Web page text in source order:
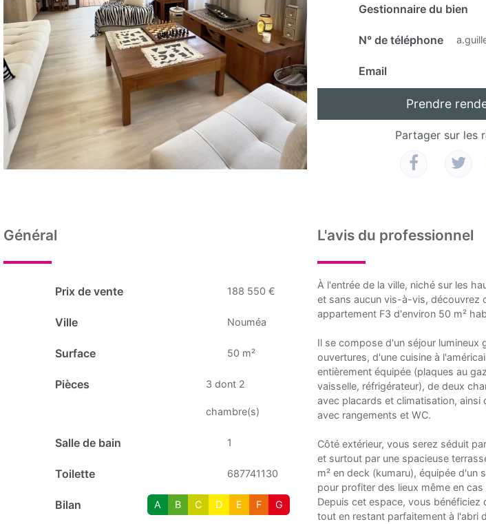
Gestionnaire du bien
N° de téléphone
Email
Prendre
Partager sur les
Général
Prix de vente 188 550 €
Ville Nouméa
Surface 50 m²
Pièces 3 dont 2
chambre(s)
Salle de bain 1
Toilette 687741130
Bilan
A B C D E F G
L'avis du professionnel
À l'entrée de la ville, niché sur les
et sans aucun vis-à-vis, découvrez
appartement F3 d'environ 50 m²
Il se compose d'un séjour lumineux
ouvertures, d'une cuisine à
entièrement équipée (plaques au
vaisselle, réfrigérateur), de deux
avec placards et climatisation, ainsi
avec rangements et WC.
Côté extérieur, vous serez séduit
et surtout par une spacieuse
m² en deck (kumaru), équipée d'un
pour profiter des lieux même en cas
Depuis cet espace, vous bénéficiez
tout en restant parfaitement à l'abri